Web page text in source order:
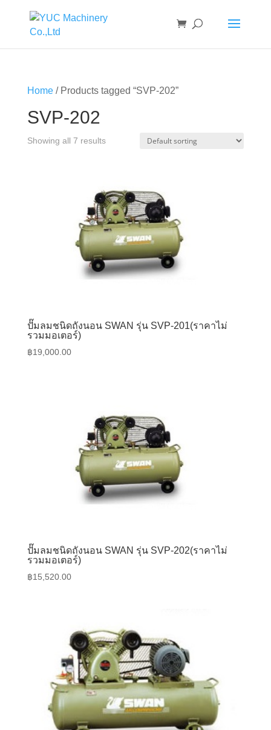
Home/ Products tagged “SVP-202”
SVP-202
Showing all 7 results
ปั๊มลมชนิดถังนอน SWAN รุ่น SVP-201(ราคาไม่
รวมมอเตอร์)
฿19,000.00
ปั๊มลมชนิดถังนอน SWAN รุ่น SVP-202(ราคาไม่
รวมมอเตอร์)
฿15,520.00